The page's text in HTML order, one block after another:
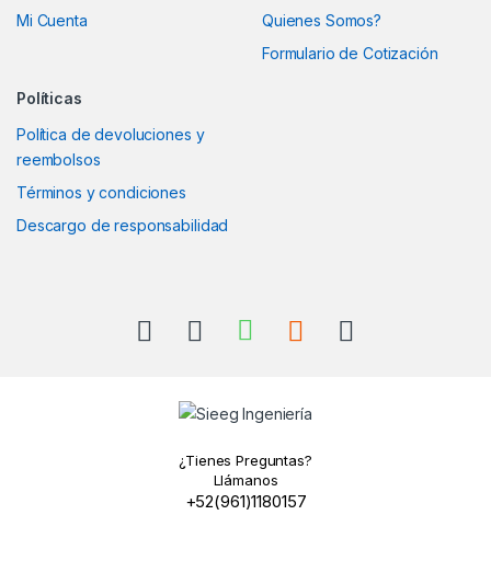
Mi Cuenta
Quienes Somos?
Formulario de Cotización
Políticas
Política de devoluciones y
reembolsos
Términos y condiciones
Descargo de responsabilidad
¿Tienes Preguntas?
Llámanos
+52(961)1180157